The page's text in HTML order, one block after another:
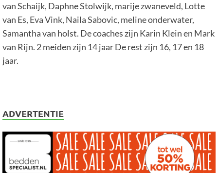
van Schaijk, Daphne Stolwijk, marije zwaneveld, Lotte
van Es, Eva Vink, Naila Sabovic, meline onderwater,
Samantha van holst. De coaches zijn Karin Klein en Mark
van Rijn. 2 meiden zijn 14 jaar De rest zijn 16, 17 en 18
jaar.
ADVERTENTIE